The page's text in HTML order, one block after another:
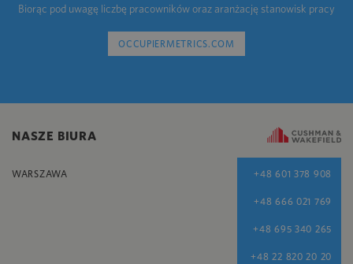
Biorąc pod uwagę liczbę pracowników oraz aranżację stanowisk pracy
OCCUPIERMETRICS.COM
NASZE BIURA
WARSZAWA +48 601 378 908
+48 666 021 769
+48 695 340 265
+48 22 820 20 20